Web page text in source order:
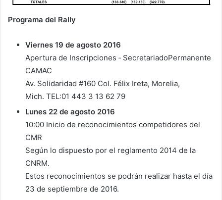
Programa del Rally
Viernes 19 de agosto 2016
Apertura de Inscripciones ‐ SecretariadoPermanente
CAMAC
Av. Solidaridad #160 Col. Félix Ireta, Morelia,
Mich. TEL:01 443 3 13 62 79
Lunes 22 de agosto 2016
10:00 Inicio de reconocimientos competidores del
CMR
Según lo dispuesto por el reglamento 2014 de la
CNRM.
Estos reconocimientos se podrán realizar hasta el día
23 de septiembre de 2016.